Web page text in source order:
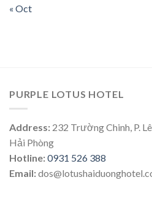
« Oct
PURPLE LOTUS HOTEL
Address: 232 Trường Chinh, P.
Hải Phòng
Hotline:0931 526 388
Email: